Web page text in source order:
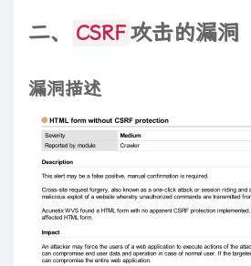
二、 CSRF 攻击的漏洞
漏洞描述